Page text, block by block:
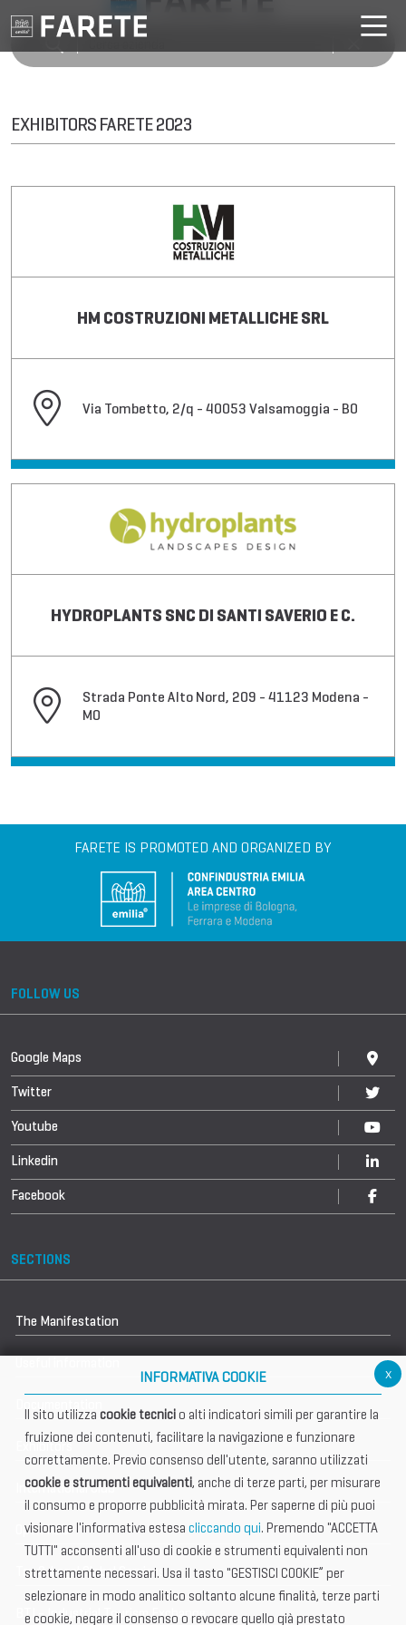
EXHIBITORS FARETE 2023
HM COSTRUZIONI METALLICHE SRL
Via Tombetto, 2/q - 40053 Valsamoggia - BO
HYDROPLANTS SNC DI SANTI SAVERIO E C.
Strada Ponte Alto Nord, 209 - 41123 Modena -
MO
FARETE IS PROMOTED AND ORGANIZED BY
FOLLOW US
Google Maps
Twitter
Youtube
Linkedin
Facebook
SECTIONS
The Manifestation
Exhibitors
International Club
Open Hub
Tax & Legal Global Services
BTI - Industrial Tourism Exchange
x
INFORMATIVA COOKIE
Il sito utilizza cookie tecnicio alti indicatori simili per garantire la
fruizione dei contenuti, facilitare la navigazione e funzionare
correttamente. Previo consenso dell'utente, saranno utilizzati
cookie e strumenti equivalenti, anche di terze parti, per misurare
il consumo e proporre pubblicità mirata. Per saperne di più puoi
visionare l'informativa estesa cliccando qui. Premendo "ACCETTA
TUTTI" acconsenti all'uso di cookie e strumenti equivalenti non
strettamente necessari. Usa il tasto "GESTISCI COOKIE” per
selezionare in modo analitico soltanto alcune finalità, terze parti
e cookie, negare il consenso o revocare quello già prestato